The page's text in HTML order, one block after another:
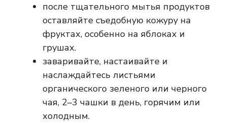
после тщательного мытья продуктов
оставляйте съедобную кожуру на
фруктах, особенно на яблоках и
грушах.
заваривайте, настаивайте и
наслаждайтесь листьями
органического зеленого или черного
чая, 2–3 чашки в день, горячим или
холодным.